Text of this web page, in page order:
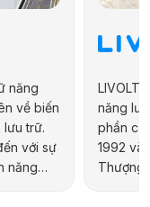
năng
về biến
lưu trữ.
với sự
năng
năng
phần
1992 và
Thượng